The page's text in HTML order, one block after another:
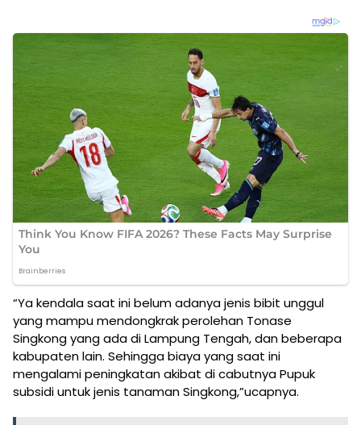
“Ya kendala saat ini belum adanya jenis bibit unggul
yang mampu mendongkrak perolehan Tonase
Singkong yang ada di Lampung Tengah, dan beberapa
kabupaten lain. Sehingga biaya yang saat ini
mengalami peningkatan akibat di cabutnya Pupuk
subsidi untuk jenis tanaman Singkong,”ucapnya.